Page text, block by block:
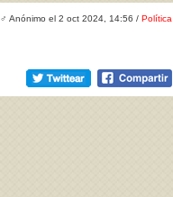
♂ Anónimo el 2 oct 2024, 14:56 / Política